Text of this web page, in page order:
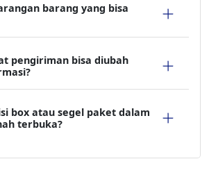
barang yang bisa
pengiriman bisa diubah
box atau segel paket dalam
terbuka?